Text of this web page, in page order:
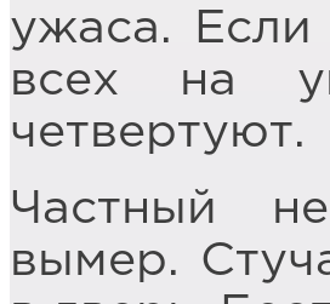
ужаса. Если
всех на
четвертуют.
Частный
вымер.